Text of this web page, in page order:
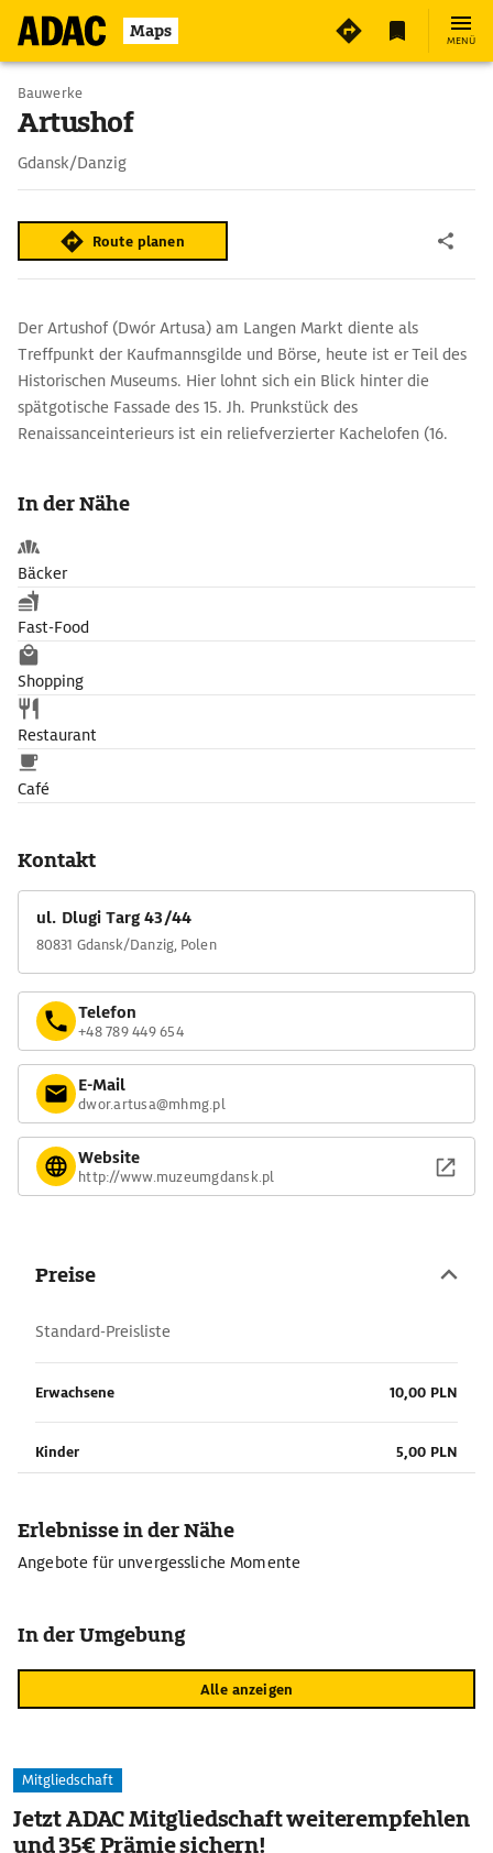
Maps MENÜ
Bauwerke
Artushof
Gdansk/Danzig
Route planen
Der Artushof (Dwór Artusa) am Langen Markt diente als
Treffpunkt der Kaufmannsgilde und Börse, heute ist er Teil des
Historischen Museums. Hier lohnt sich ein Blick hinter die
spätgotische Fassade des 15. Jh. Prunkstück des
Renaissanceinterieurs ist ein reliefverzierter Kachelofen (16.
Goldwasser, den Likör mit Blattgoldflocken, fließen.
In der Nähe
Bäcker
Fast-Food
Shopping
Restaurant
Café
Kontakt
ul. Dlugi Targ 43/44
80831 Gdansk/Danzig, Polen
Telefon
+48 789 449 654
E-Mail
dwor.artusa@mhmg.pl
Website
http://www.muzeumgdansk.pl
Preise
Standard-Preisliste
Erwachsene 10,00 PLN
Kinder 5,00 PLN
Erlebnisse in der Nähe
Angebote für unvergessliche Momente
In der Umgebung
Alle anzeigen
Mitgliedschaft
Jetzt ADAC Mitgliedschaft weiterempfehlen
und 35€ Prämie sichern!